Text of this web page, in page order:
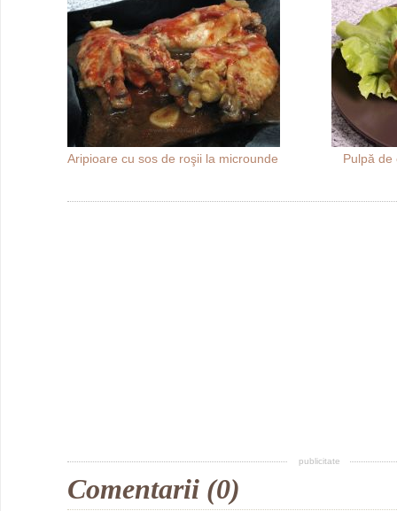
Aripioare cu sos de roşii la microunde Pulpă de
publicitate
Comentarii (0)